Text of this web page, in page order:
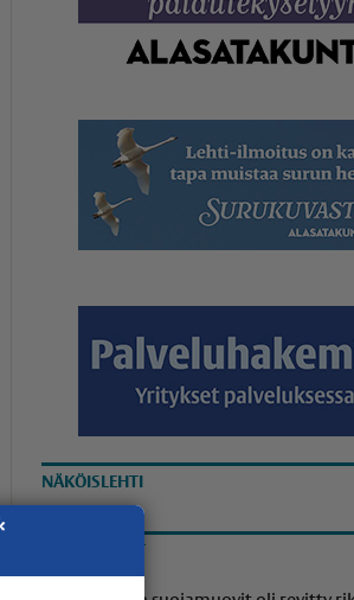
NÄKÖISLEHTI
LUETUIMMAT